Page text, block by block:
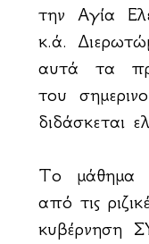
την Αγία
κ.ά.
αυτά τα
του
διδάσκεται
Το μάθημα
από τις
κυβέρνηση